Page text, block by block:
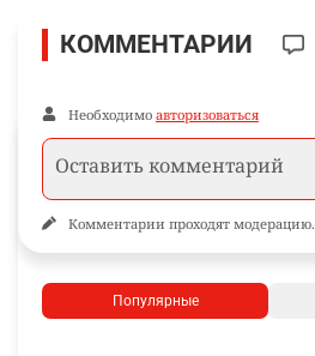
КОММЕНТАРИИ
Необходимо авторизоваться
Комментарии проходят модерацию.
Популярные